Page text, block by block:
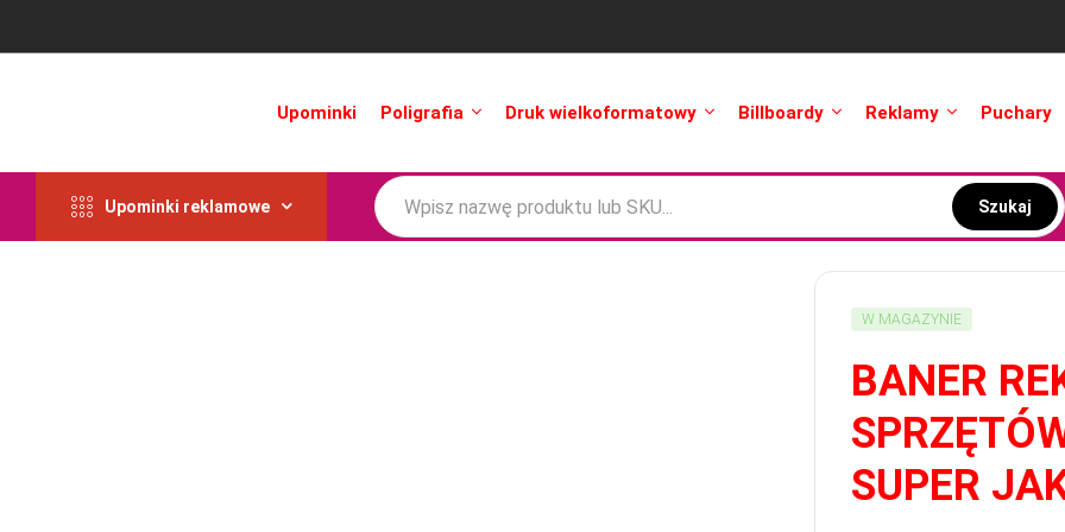
Upominki Poligrafia Druk wielkoformatowy Billboardy Reklamy Puchary
Upominki reklamowe Szukaj
W MAGAZYNIE
BANER
SUPER